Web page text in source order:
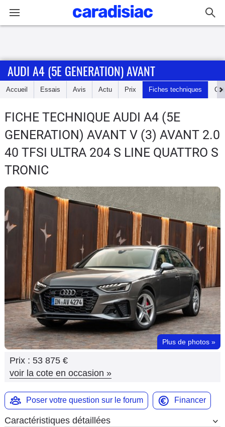
Accueil
Essais
Guide
d'achat
Electriques
Utilitaires
Flottes
Auto
Services
Forum
Moto
AUDI A4 (5E GENERATION) AVANT
Accueil Essais Avis Actu Prix Fiches techniques
FICHE TECHNIQUE AUDI A4 (5E
GENERATION) AVANT V (3) AVANT 2.0
40 TFSI ULTRA 204 S LINE QUATTRO S
TRONIC
Plus de photos »
Prix : 53 875 €
voir la cote en occasion »
Poser votre question sur le forum Financer
Caractéristiques détaillées